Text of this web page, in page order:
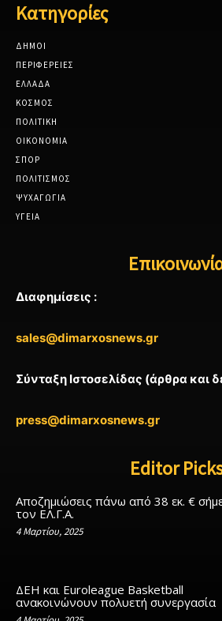
Κατηγορίες
ΔΗΜΟΙ
ΠΕΡΙΦΕΡΕΙΕΣ
ΕΛΛΑΔΑ
ΚΟΣΜΟΣ
ΠΟΛΙΤΙΚΗ
ΟΙΚΟΝΟΜΙΑ
ΣΠΟΡ
ΠΟΛΙΤΙΣΜΟΣ
ΨΥΧΑΓΩΓΙΑ
ΥΓΕΙΑ
Διαφημίσεις :
sales@dimarxosnews.gr
Σύνταξη Ιστοσελίδας (άρθρα και
press@dimarxosnews.gr
Editor
Αποζημιώσεις πάνω από 38 εκ. €
τον ΕΛ.Γ.Α.
4 Μαρτίου, 2025
ΔΕΗ και Euroleague Basketball
ανακοινώνουν πολυετή συνεργασία